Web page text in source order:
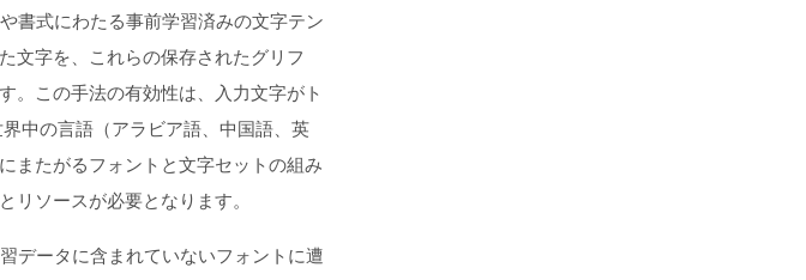
書式にわたる事前学習済みの文字テン
文字を、これらの保存されたグリフ
。この手法の有効性は、入力文字がト
中の言語（アラビア語、中国語、英
またがるフォントと文字セットの組み
リソースが必要となります。
データに含まれていないフォントに遭